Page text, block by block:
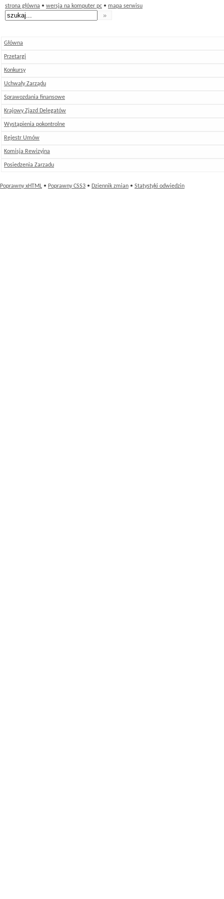
strona główna • wersja na komputer pc • mapa serwisu
Główna
Przetargi
Konkursy
Uchwały Zarządu
Sprawozdania finansowe
Krajowy Zjazd Delegatów
Wystąpienia pokontrolne
Rejestr Umów
Komisja Rewizyjna
Posiedzenia Zarzadu
Poprawny xHTML • Poprawny CSS3 • Dziennik zmian • Statystyki odwiedzin